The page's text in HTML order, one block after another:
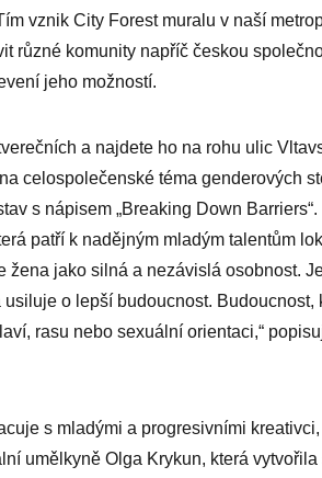
vznik City Forest muralu v naší
různé komunity napříč českou
jeho možností.
a najdete ho na rohu ulic
celospolečenské téma genderových
s nápisem „Breaking Down
patří k nadějným mladým talentům
žena jako silná a nezávislá osobnost.
o lepší budoucnost. Budoucnost,
rasu nebo sexuální orientaci,“
s mladými a progresivními
umělkyně Olga Krykun, která